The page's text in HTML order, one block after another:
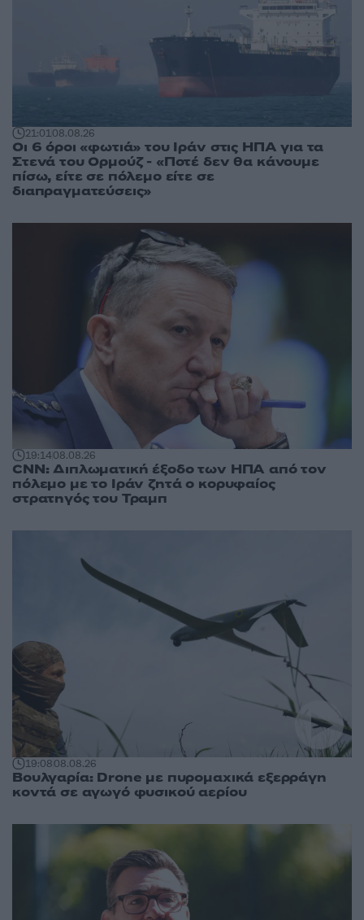
21:0108.08.26
Οι 6 όροι «φωτιά» του Ιράν στις ΗΠΑ για τα
Στενά του Ορμούζ - «Ποτέ δεν θα κάνουμε
πίσω, είτε σε πόλεμο είτε σε
διαπραγματεύσεις»
19:1408.08.26
CNN: Διπλωματική έξοδο των ΗΠΑ από τον
πόλεμο με το Ιράν ζητά ο κορυφαίος
στρατηγός του Τραμπ
19:0808.08.26
Βουλγαρία: Drone με πυρομαχικά εξερράγη
κοντά σε αγωγό φυσικού αερίου